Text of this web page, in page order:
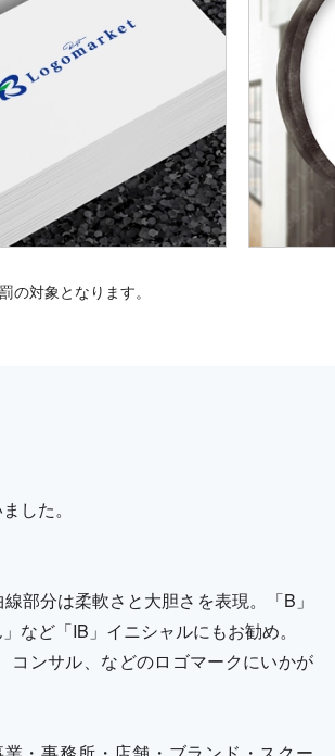
対象となります。
した。
部分は柔軟さと大胆さを表現。「B」
など「IB」イニシャルにもお勧め。
コンサル、などのロゴマークにいかが